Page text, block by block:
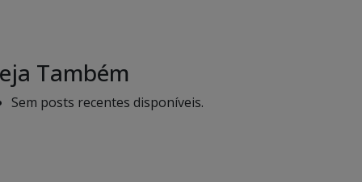
Também
Sem posts recentes disponíveis.